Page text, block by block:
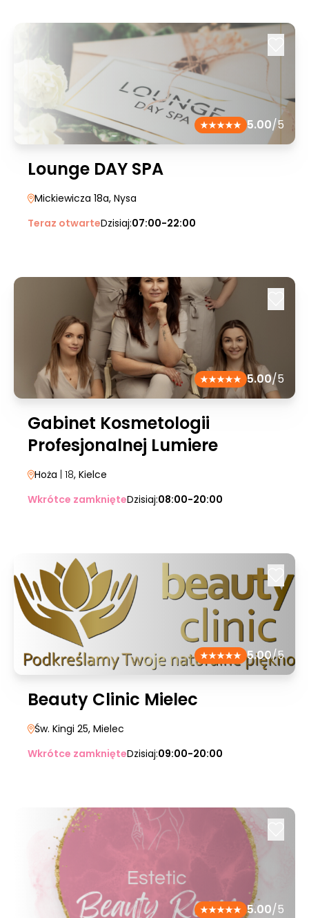
5.00/5
Lounge DAY SPA
Mickiewicza 18a, Nysa
Teraz otwarteDzisiaj:07:00-22:00
5.00/5
Gabinet Kosmetologii
Profesjonalnej Lumiere
Hoża | 18, Kielce
Wkrótce zamknięteDzisiaj:08:00-20:00
5.00/5
Beauty Clinic Mielec
Św. Kingi 25, Mielec
Wkrótce zamknięteDzisiaj:09:00-20:00
5.00/5